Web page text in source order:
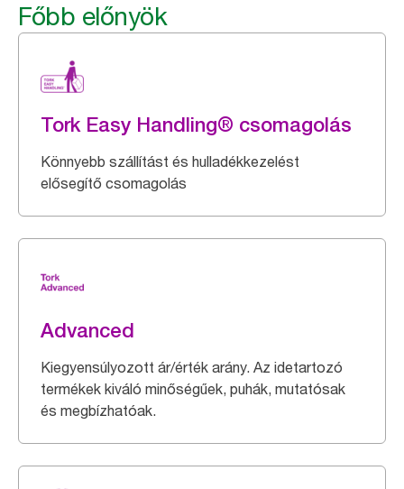
Főbb előnyök
Tork Easy Handling® csomagolás
Könnyebb szállítást és hulladékkezelést
elősegítő csomagolás
Advanced
Kiegyensúlyozott ár/érték arány. Az idetartozó
termékek kiváló minőségűek, puhák, mutatósak
és megbízhatóak.